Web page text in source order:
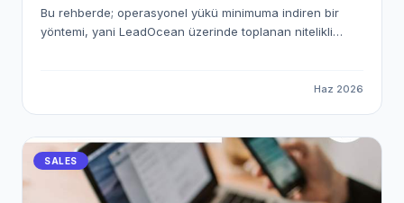
Bu rehberde; operasyonel yükü minimuma indiren bir
yöntemi, yani LeadOcean üzerinde toplanan nitelikli
mekanizmasını kullanarak uçtan uca dijital bir köprüHaz 2026
SALES